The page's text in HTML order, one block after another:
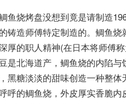
鱼烧烤盘没想到竟是请制造
铸造师傅特定制造的。鲷鱼烧
厚的职人精神(在日本将师傅
是北海道产，鲷鱼烧的内陷与
黑糖淡淡的甜味创造一种整体
呼的鲷鱼烧，外皮厚实香脆内